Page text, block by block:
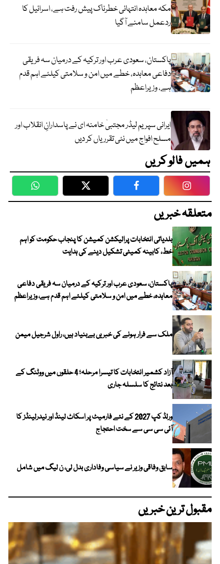
مکہ معاہدہ انتہائی خطرناک پیش رفت ہے، اسرائیل کا
ردعمل سامنے آگیا
پاکستان، سعودی عرب اور ترکیہ کے درمیان سہ فریقی
دفاعی معاہدہ، خطے میں امن و سلامتی کیلئے اہم قدم
ہے، وزیراعظم
ایرانی سپریم لیڈر مجتبیٰ خامنہ ای نے پاسدارانِ انقلاب اور
مسلح افواج میں نئی تقرریاں کر دیں
ہمیں فالو کریں
WhatsApp Twitter Facebook
متعلقہ خبریں
بلدیاتی انتخابات پرالیکشن کمیشن کا پنجاب حکومت کو اہم
خط، کابینہ کمیٹی تشکیل دینے کی ہدایت
پاکستان، سعودی عرب اور ترکیہ کے درمیان سہ فریقی دفاعی
معاہدہ، خطے میں امن و سلامتی کیلئے اہم قدم ہے، وزیراعظم
ملک سے فرار ہونے کی خبریں بےبنیاد ہیں، راول شرجیل میمن
آزاد کشمیر انتخابات کا تیسرا مرحلہ؛ 4 حلقوں میں ووٹنگ کے
بعد نتائج کا سلسلہ جاری
ورلڈ کپ 2027 کے نئے فارمیٹ پر اسکاٹ لینڈ اور نیدرلینڈز کا
آئی سی سی سے سخت احتجاج
سابق وفاقی وزیر نے سیاسی وفاداری بدل لی، ن لیگ میں شامل
مقبول ترین خبریں